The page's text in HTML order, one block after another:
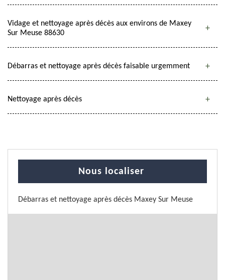
Vidage et nettoyage après décès aux environs de Maxey
Sur Meuse 88630
Débarras et nettoyage après décès faisable urgemment
Nettoyage après décès
Nous localiser
Débarras et nettoyage après décès Maxey Sur Meuse